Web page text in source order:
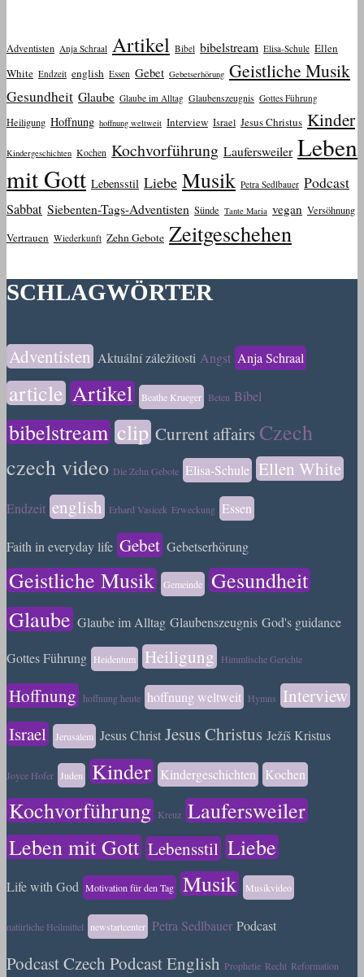
Adventisten Anja Schraal Artikel Bibel bibelstream Elisa-Schule Ellen
White Endzeit english Essen Gebet Gebetserhörung Geistliche Musik
Gesundheit Glaube Glaube im Alltag Glaubenszeugnis Gottes Führung
Heiligung Hoffnung hoffnung weltweit Interview Israel Jesus Christus Kinder
Kindergeschichten Kochen Kochvorführung Laufersweiler Leben
mit Gott Lebensstil Liebe Musik Petra Sedlbauer Podcast
Sabbat Siebenten-Tags-Adventisten Sünde Tante Maria vegan Versöhnung
Vertrauen Wiederkunft Zehn Gebote Zeitgeschehen
SCHLAGWÖRTER
Adventisten Aktuální záležitosti Angst Anja Schraal
article Artikel Beathe Krueger Beten Bibel
bibelstream clip Current affairs Czech
czech video Die Zehn Gebote Elisa-Schule Ellen White
Endzeit english Erhard Vasicek Erweckung Essen
Faith in everyday life Gebet Gebetserhörung
Geistliche Musik Gemeinde
Gesundheit
Glaube Glaube im Alltag Glaubenszeugnis God's guidance
Gottes Führung Heidentum Heiligung Himmlische Gerichte
Hoffnung hoffnung heute hoffnung weltweit Hymns
Interview
Israel
Jerusalem Jesus Christ Jesus Christus Ježíš Kristus
Joyce Hofer Juden Kinder Kindergeschichten Kochen
Kochvorführung Kreuz Laufersweiler
Leben mit Gott Lebensstil Liebe
Life with God Motivation für den Tag Musik Musikvideo
natürliche Heilmittel newstartcenter Petra Sedlbauer Podcast
Podcast Czech Podcast English Prophetie Recht Reformation